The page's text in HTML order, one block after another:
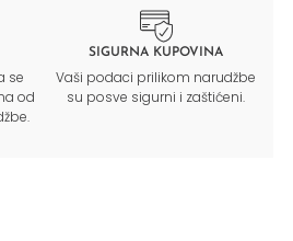
se
od
SIGURNA KUPOVINA
Vaši podaci prilikom narudžbe
su posve sigurni i zaštićeni.